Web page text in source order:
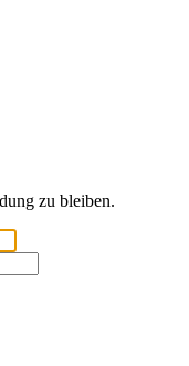
zu bleiben.